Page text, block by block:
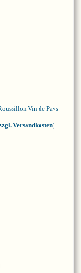
Vin de Pays
Versandkosten)